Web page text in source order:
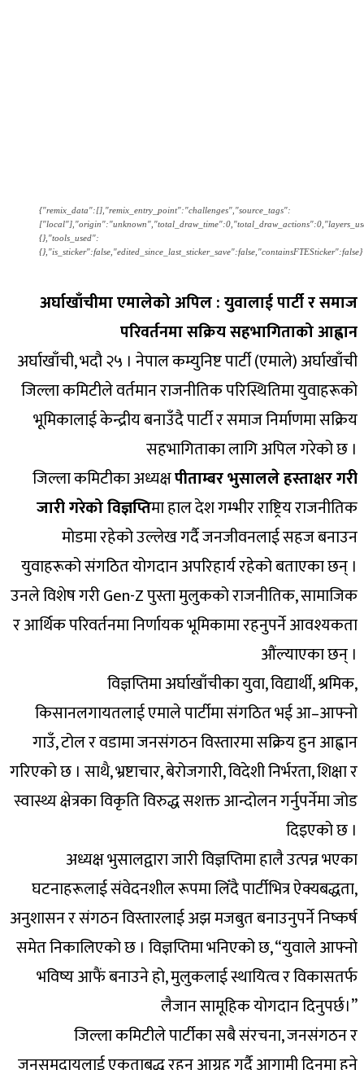
{"remix_data":[],"remix_entry_point":"challenges","source_tags":
{},"tools_used":
{},"is_sticker":false,"edited_since_last_sticker_save":false,"containsFTESticker":false}
अर्घाखाँचीमा एमालेको अपिल : युवालाई पार्टी र समाज
परिवर्तनमा सक्रिय सहभागिताको आह्वान
अर्घाखाँची, भदौ २५ । नेपाल कम्युनिष्ट पार्टी (एमाले) अर्घाखाँची
जिल्ला कमिटीले वर्तमान राजनीतिक परिस्थितिमा युवाहरूको
भूमिकालाई केन्द्रीय बनाउँदै पार्टी र समाज निर्माणमा सक्रिय
सहभागिताका लागि अपिल गरेको छ ।
जिल्ला कमिटीका अध्यक्षपीताम्बर भुसालले हस्ताक्षर गरी
जारी गरेको विज्ञप्तिमा हाल देश गम्भीर राष्ट्रिय राजनीतिक
मोडमा रहेको उल्लेख गर्दै जनजीवनलाई सहज बनाउन
युवाहरूको संगठित योगदान अपरिहार्य रहेको बताएका छन् ।
उनले विशेष गरी Gen-Z पुस्ता मुलुकको राजनीतिक, सामाजिक
र आर्थिक परिवर्तनमा निर्णायक भूमिकामा रहनुपर्ने आवश्यकता
औंल्याएका छन् ।
विज्ञप्तिमा अर्घाखाँचीका युवा, विद्यार्थी, श्रमिक,
किसानलगायतलाई एमाले पार्टीमा संगठित भई आ–आफ्नो
गाउँ, टोल र वडामा जनसंगठन विस्तारमा सक्रिय हुन आह्वान
गरिएको छ । साथै, भ्रष्टाचार, बेरोजगारी, विदेशी निर्भरता, शिक्षा र
स्वास्थ्य क्षेत्रका विकृति विरुद्ध सशक्त आन्दोलन गर्नुपर्नेमा जोड
दिइएको छ ।
अध्यक्ष भुसालद्वारा जारी विज्ञप्तिमा हालै उत्पन्न भएका
घटनाहरूलाई संवेदनशील रूपमा लिँदै पार्टीभित्र ऐक्यबद्धता,
अनुशासन र संगठन विस्तारलाई अझ मजबुत बनाउनुपर्ने निष्कर्ष
समेत निकालिएको छ । विज्ञप्तिमा भनिएको छ, “युवाले आफ्नो
भविष्य आफैं बनाउने हो, मुलुकलाई स्थायित्व र विकासतर्फ
लैजान सामूहिक योगदान दिनुपर्छ।”
जिल्ला कमिटीले पार्टीका सबै संरचना, जनसंगठन र